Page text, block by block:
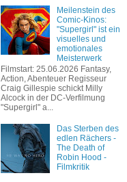
Meilenstein des
Comic-Kinos:
"Supergirl" ist ein
visuelles und
emotionales
Meisterwerk
Filmstart: 25.06.2026 Fantasy,
Action, Abenteuer Regisseur
Craig Gillespie schickt Milly
Alcock in der DC-Verfilmung
"Supergirl" a...
Das Sterben des
edlen Rächers -
The Death of
Robin Hood -
Filmkritik